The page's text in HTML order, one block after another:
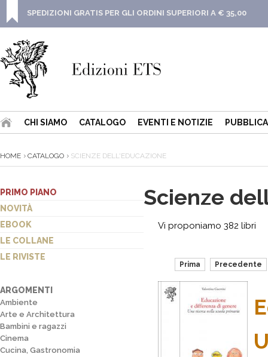
SPEDIZIONI GRATIS PER GLI ORDINI SUPERIORI A € 35,00
CHI SIAMO CATALOGO EVENTI E NOTIZIE
HOME CATALOGO SCIENZE DELL'EDUCAZIONE
PRIMO PIANO
NOVITÀ
EBOOK
LE COLLANE
LE RIVISTE
ARGOMENTI
Ambiente
Arte e Architettura
Bambini e ragazzi
Cinema
Cucina, Gastronomia
Scienze
Vi proponiamo 382 libri
Prima Precedente